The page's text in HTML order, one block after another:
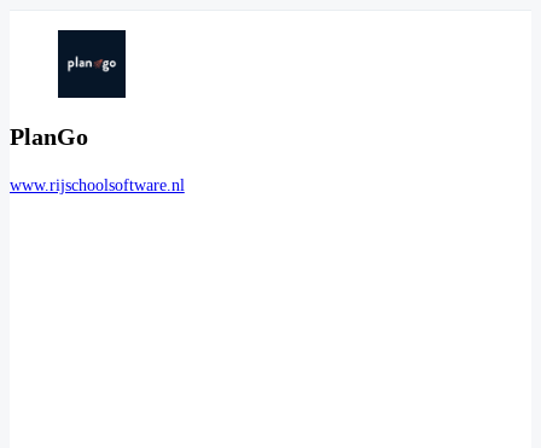
PlanGo
www.rijschoolsoftware.nl